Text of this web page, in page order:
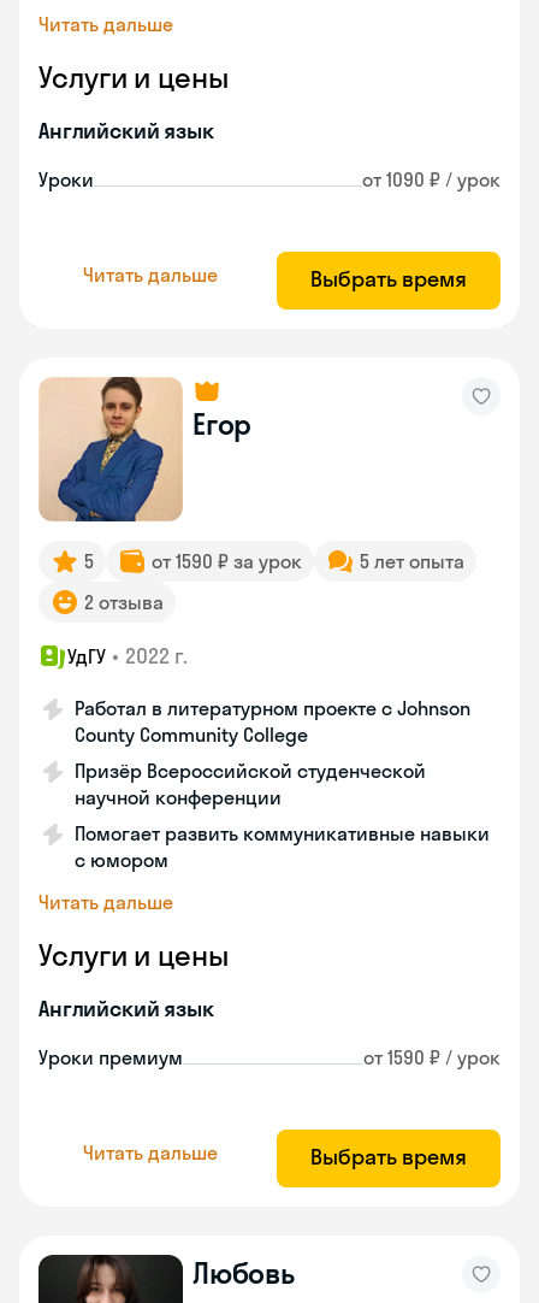
Читать дальше
Услуги и цены
Английский язык
Уроки от 1090 ₽ / урок
Читать дальше Выбрать время
Егор
5 от 1590 ₽ за урок
5 лет опыта
2 отзыва
УдГУ • 2022 г.
Работал в литературном проекте с Johnson
County Community College
Призёр Всероссийской студенческой
научной конференции
Помогает развить коммуникативные навыки
с юмором
Читать дальше
Услуги и цены
Английский язык
Уроки премиум от 1590 ₽ / урок
Читать дальше Выбрать время
Любовь